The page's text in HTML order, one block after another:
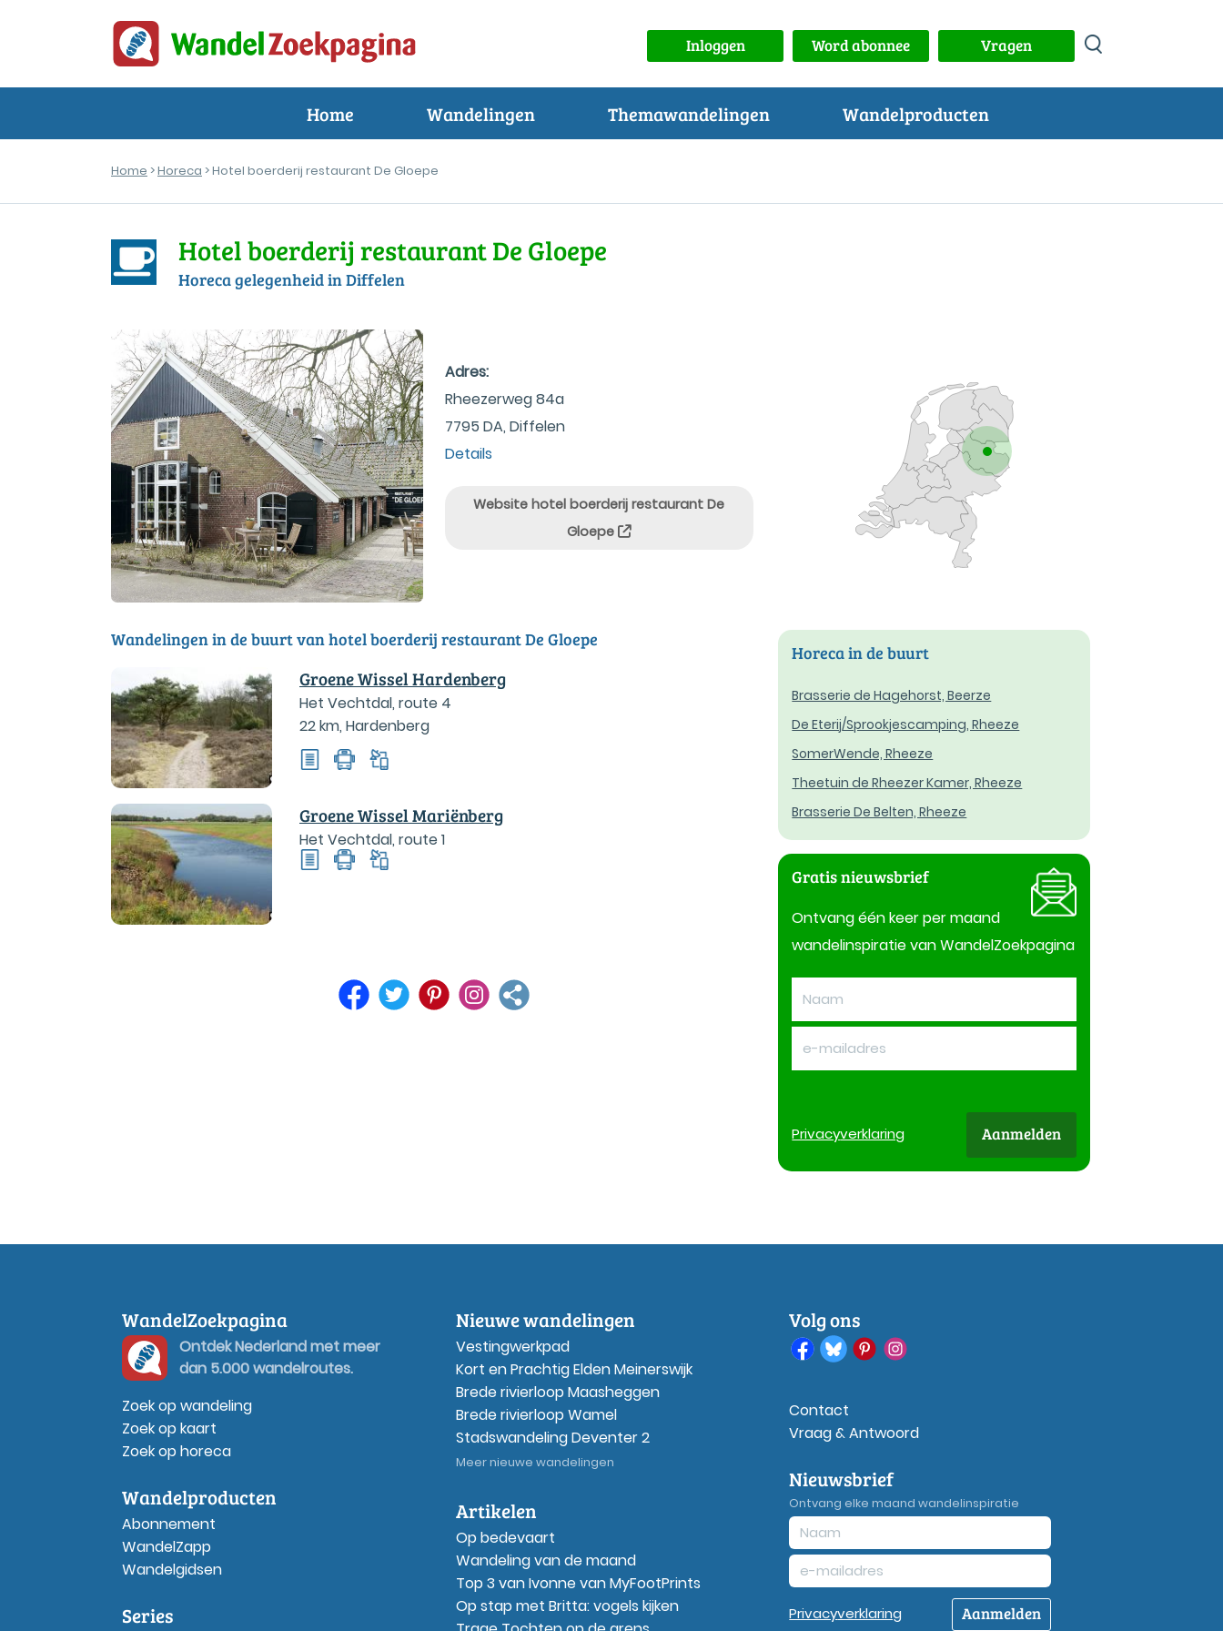
Inloggen Word abonnee Vragen
Home Wandelingen Themawandelingen Wandelproducten
Home >Horeca > Hotel boerderij restaurant De Gloepe
Hotel boerderij restaurant De Gloepe
Horeca gelegenheid in Diffelen
Adres:
Rheezerweg 84a
7795 DA, Diffelen
Details
Website hotel boerderij restaurant De
Gloepe
Wandelingen in de buurt van hotel boerderij restaurant De Gloepe
Groene Wissel Hardenberg
Het Vechtdal, route 4
22 km, Hardenberg
Groene Wissel Mariënberg
Het Vechtdal, route 1
Horeca in de buurt
Brasserie de Hagehorst, Beerze
De Eterij/Sprookjescamping, Rheeze
SomerWende, Rheeze
Theetuin de Rheezer Kamer, Rheeze
Brasserie De Belten, Rheeze
Gratis nieuwsbrief
Ontvang één keer per maand
wandelinspiratie van WandelZoekpagina
Privacyverklaring Aanmelden
WandelZoekpagina
Ontdek Nederland met meer
dan 5.000 wandelroutes.
Zoek op wandeling
Zoek op kaart
Zoek op horeca
Wandelproducten
Abonnement
WandelZapp
Wandelgidsen
Series
Nieuwe wandelingen
Vestingwerkpad
Kort en Prachtig Elden Meinerswijk
Brede rivierloop Maasheggen
Brede rivierloop Wamel
Stadswandeling Deventer 2
Meer nieuwe wandelingen
Artikelen
Op bedevaart
Wandeling van de maand
Top 3 van Ivonne van MyFootPrints
Op stap met Britta: vogels kijken
Volg ons
Contact
Vraag & Antwoord
Nieuwsbrief
Ontvang elke maand wandelinspiratie
Privacyverklaring Aanmelden